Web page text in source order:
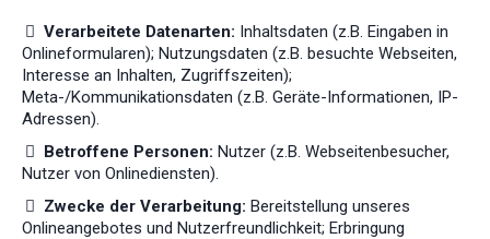
Verarbeitete Datenarten: Inhaltsdaten (z.B. Eingaben in
Onlineformularen); Nutzungsdaten (z.B. besuchte Webseiten,
Interesse an Inhalten, Zugriffszeiten);
Meta-/Kommunikationsdaten (z.B. Geräte-Informationen, IP-
Adressen).
Betroffene Personen: Nutzer (z.B. Webseitenbesucher,
Nutzer von Onlinediensten).
Zwecke der Verarbeitung: Bereitstellung unseres
Onlineangebotes und Nutzerfreundlichkeit; Erbringung